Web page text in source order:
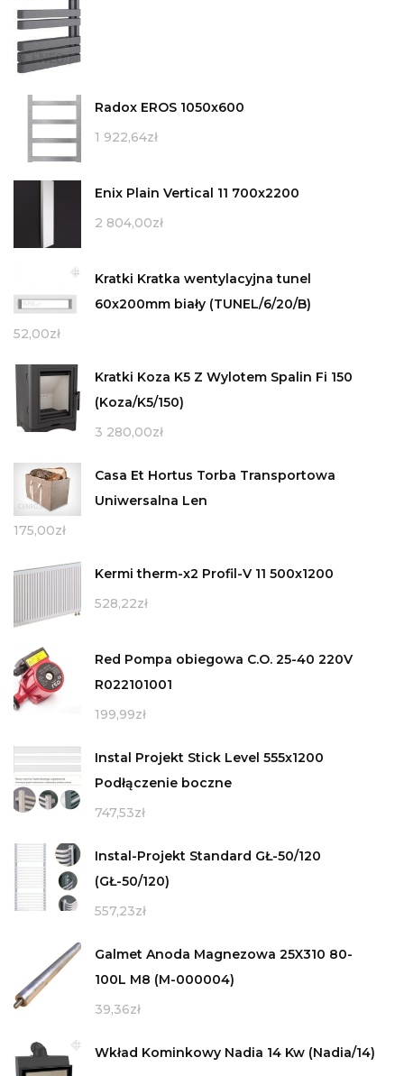
Radox EROS 1050x600
1 922,64zł
Enix Plain Vertical 11 700x2200
2 804,00zł
Kratki Kratka wentylacyjna tunel
60x200mm biały (TUNEL/6/20/B)
52,00zł
Kratki Koza K5 Z Wylotem Spalin Fi 150
(Koza/K5/150)
3 280,00zł
Casa Et Hortus Torba Transportowa
Uniwersalna Len
175,00zł
Kermi therm-x2 Profil-V 11 500x1200
528,22zł
Red Pompa obiegowa C.O. 25-40 220V
R022101001
199,99zł
Instal Projekt Stick Level 555x1200
Podłączenie boczne
747,53zł
Instal-Projekt Standard GŁ-50/120
(GŁ-50/120)
557,23zł
Galmet Anoda Magnezowa 25X310 80-
100L M8 (M-000004)
39,36zł
Wkład Kominkowy Nadia 14 Kw (Nadia/14)